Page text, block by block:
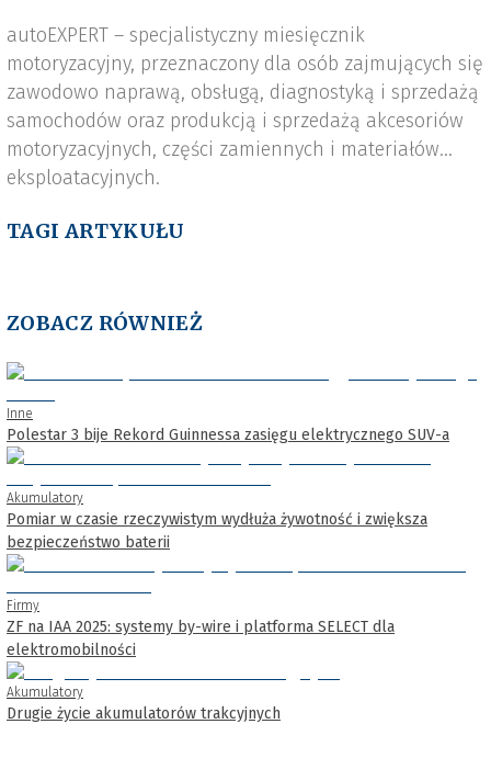
autoEXPERT – specjalistyczny miesięcznik
motoryzacyjny, przeznaczony dla osób zajmujących się
zawodowo naprawą, obsługą, diagnostyką i sprzedażą
samochodów oraz produkcją i sprzedażą akcesoriów
motoryzacyjnych, części zamiennych i materiałów
eksploatacyjnych.
TAGI ARTYKUŁU
ZOBACZ RÓWNIEŻ
Inne
Polestar 3 bije Rekord Guinnessa zasięgu elektrycznego SUV-a
Akumulatory
Pomiar w czasie rzeczywistym wydłuża żywotność i zwiększa
bezpieczeństwo baterii
Firmy
ZF na IAA 2025: systemy by-wire i platforma SELECT dla
elektromobilności
Akumulatory
Drugie życie akumulatorów trakcyjnych